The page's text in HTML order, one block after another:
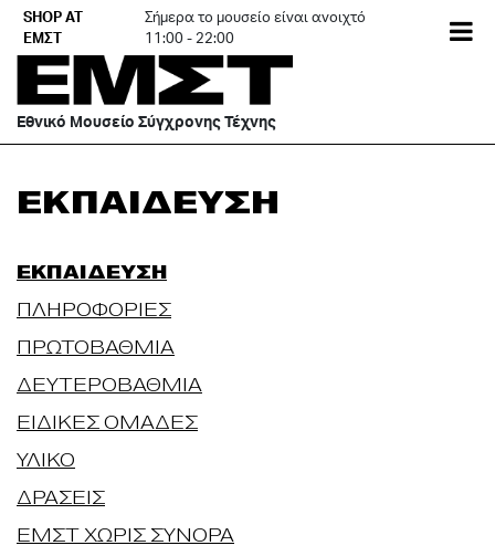
Skip
content
SHOP AT
ΕΜΣΤ
Σήμερα το μουσείο είναι ανοιχτό
11:00 - 22:00
Εθνικό Μουσείο Σύγχρονης Τέχνης
ΕΚΠΑΙΔΕΥΣΗ
ΕΚΠΑΙΔΕΥΣΗ
ΠΛΗΡΟΦΟΡΙΕΣ
ΠΡΩΤΟΒΑΘΜΙΑ
ΔΕΥΤΕΡΟΒΑΘΜΙΑ
ΕΙΔΙΚΕΣ ΟΜΑΔΕΣ
ΥΛΙΚΟ
ΔΡΑΣΕΙΣ
ΕΜΣΤ ΧΩΡΙΣ ΣΥΝΟΡΑ